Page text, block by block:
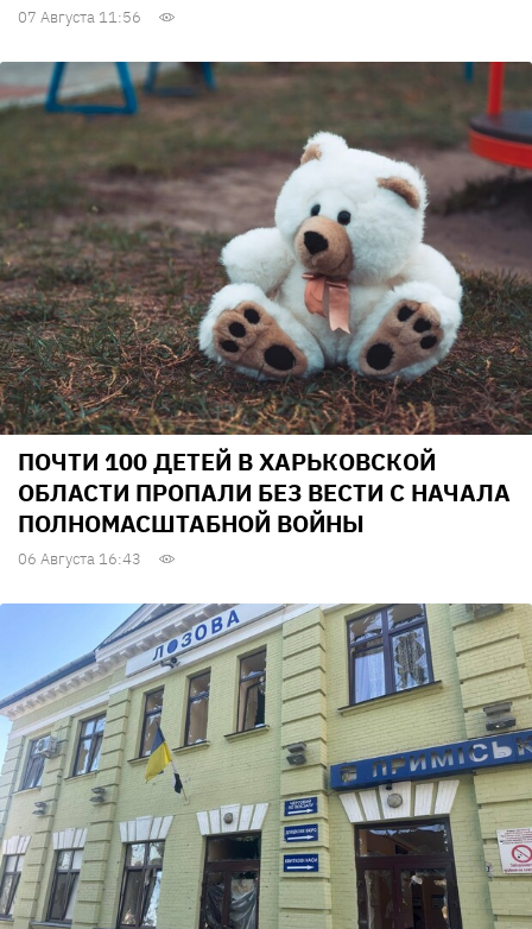
07 Августа 11:56
ПОЧТИ 100 ДЕТЕЙ В ХАРЬКОВСКОЙ
ОБЛАСТИ ПРОПАЛИ БЕЗ ВЕСТИ С НАЧАЛА
ПОЛНОМАСШТАБНОЙ ВОЙНЫ
06 Августа 16:43